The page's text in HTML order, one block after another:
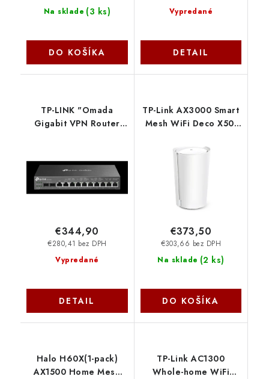
Na sklade (3 ks)
DO KOŠÍKA
Vypredané
DETAIL
TP-LINK "Omada
Gigabit VPN Router
AbilityPORT: 2×
Gigabit SFP WAN/LAN
Port, 1× Gigabit R
Vypredané
€280,41 bez DPH
€344,90
DETAIL
TP-Link AX3000 Smart
Mesh WiFi Deco X50-
Na sklade (2 ks)
€303,66 bez DPH
€373,50
DO KOŠÍKA
Halo H60X(1-pack)
AX1500 Home Mesh
TP-Link AC1300
Whole-home WiFi